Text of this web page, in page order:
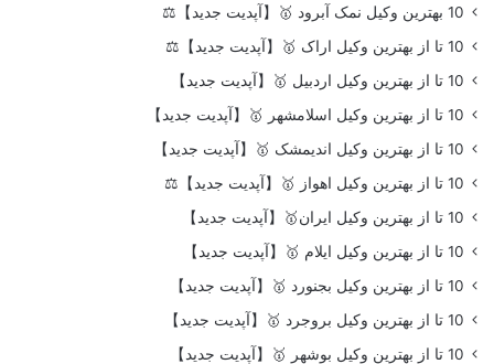
10 بهترین وکیل نمک آبرود 🥇【آپدیت جدید】⚖️
10 تا از بهترین وکیل اراک 🥇【آپدیت جدید】⚖️
10 تا از بهترین وکیل اردبیل 🥇【آپدیت جدید】
10 تا از بهترین وکیل اسلامشهر 🥇【آپدیت جدید】
10 تا از بهترین وکیل اندیمشک 🥇【آپدیت جدید】
10 تا از بهترین وکیل اهواز 🥇【آپدیت جدید】⚖️
10 تا از بهترین وکیل ایران🥇【آپدیت جدید】
10 تا از بهترین وکیل ایلام 🥇【آپدیت جدید】
10 تا از بهترین وکیل بجنورد 🥇【آپدیت جدید】
10 تا از بهترین وکیل بروجرد 🥇【آپدیت جدید】
10 تا از بهترین وکیل بوشهر 🥇【آپدیت جدید】